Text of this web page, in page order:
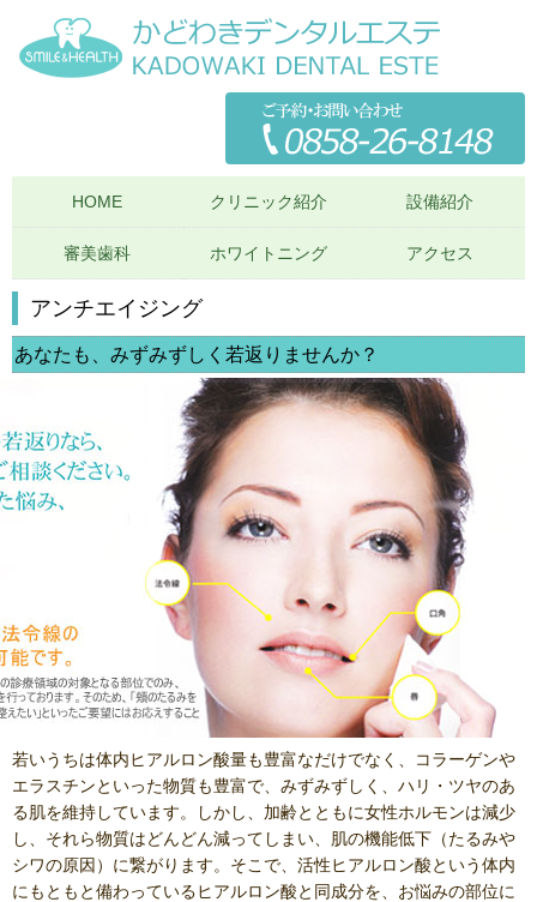
HOME クリニック紹介 設備紹介
審美歯科 ホワイトニング アクセス
アンチエイジング
あなたも、みずみずしく若返りませんか？
若いうちは体内ヒアルロン酸量も豊富なだけでなく、コラーゲンや
エラスチンといった物質も豊富で、みずみずしく、ハリ・ツヤのあ
る肌を維持しています。しかし、加齢とともに女性ホルモンは減少
し、それら物質はどんどん減ってしまい、肌の機能低下（たるみや
シワの原因）に繋がります。そこで、活性ヒアルロン酸という体内
にもともと備わっているヒアルロン酸と同成分を、お悩みの部位に